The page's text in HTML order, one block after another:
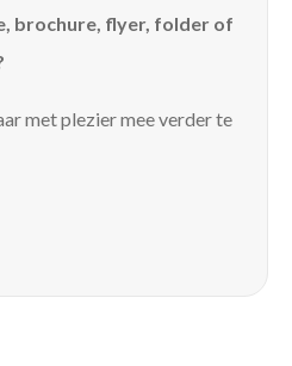
brochure, flyer, folder of
met plezier mee verder te